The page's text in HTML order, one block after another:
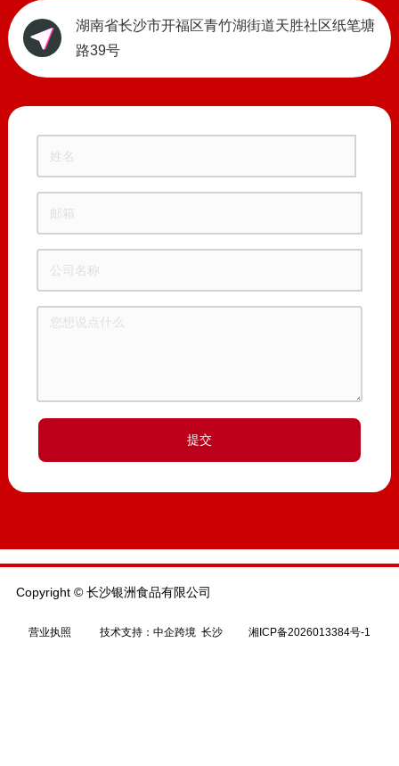
湖南省长沙市开福区青竹湖街道天胜社区纸笔塘
路39号
提交
Copyright © 长沙银洲食品有限公司
营业执照 技术支持： 中企跨境 长沙 湘ICP备2026013384号-1